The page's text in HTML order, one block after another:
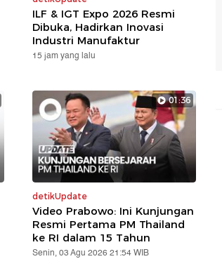
ILF & IGT Expo 2026 Resmi
Dibuka, Hadirkan Inovasi
Industri Manufaktur
15 jam yang lalu
01:36
detikUpdate
Video Prabowo: Ini Kunjungan
Resmi Pertama PM Thailand
ke RI dalam 15 Tahun
Senin, 03 Agu 2026 21:54 WIB